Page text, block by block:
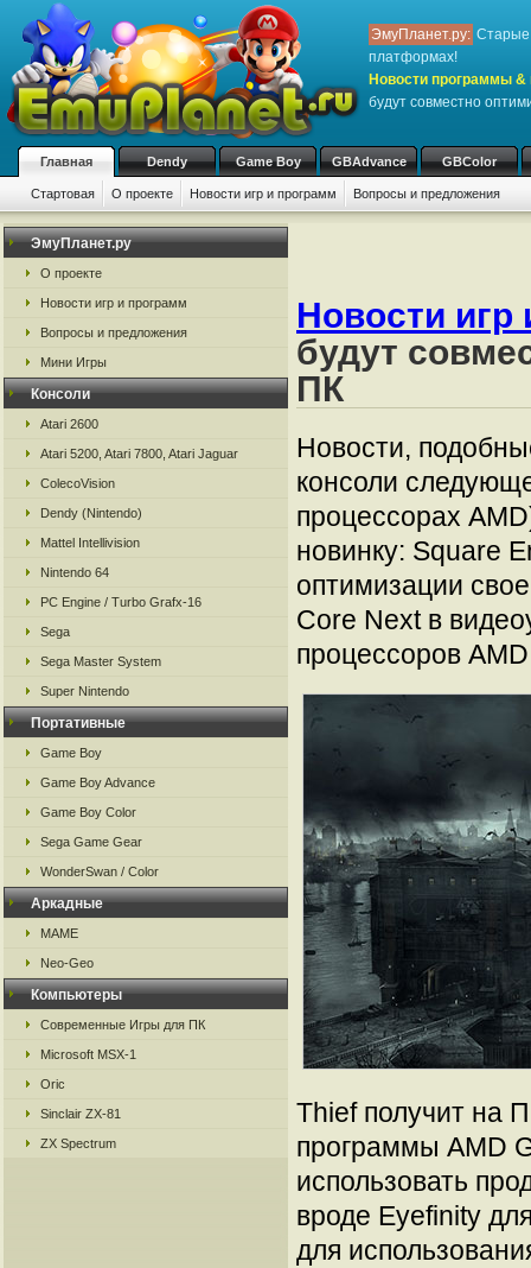
ЭмуПланет.ру: Старые
платформах!
Новости программы &
будут совместно
Главная Dendy Game Boy GBAdvance GBColor
Стартовая О проекте Новости игр и программ Вопросы и предложения
ЭмуПланет.ру
О проекте
Новости игр и программ
Вопросы и предложения
Мини Игры
Консоли
Atari 2600
Atari 5200, Atari 7800, Atari Jaguar
ColecoVision
Dendy (Nintendo)
Mattel Intellivision
Nintendo 64
PC Engine / Turbo Grafx-16
Sega
Sega Master System
Super Nintendo
Портативные
Game Boy
Game Boy Advance
Game Boy Color
Sega Game Gear
WonderSwan / Color
Аркадные
MAME
Neo-Geo
Компьютеры
Современные Игры для ПК
Microsoft MSX-1
Oric
Sinclair ZX-81
ZX Spectrum
Новости игр
будут
ПК
Новости,
консоли
процессорах
новинку: Square
оптимизации
Core Next в
процессоров
Thief получит на
программы AMD
использовать
вроде Eyefinity
для